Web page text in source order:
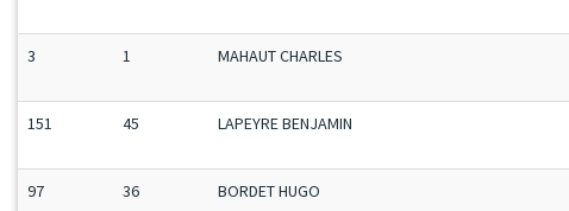
3 1 MAHAUT CHARLES
151 45 LAPEYRE BENJAMIN
97 36 BORDET HUGO